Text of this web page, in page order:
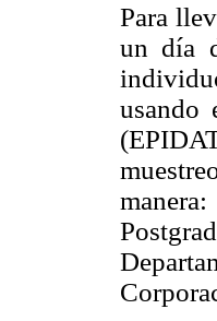
Para
un día
usando
manera: